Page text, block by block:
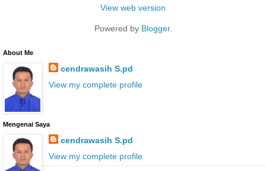
View web version
Powered by Blogger.
About Me
cendrawasih S.pd
View my complete profile
Mengenai Saya
cendrawasih S.pd
View my complete profile